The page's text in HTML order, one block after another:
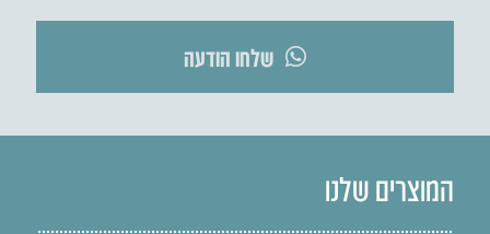
שלחו הודעה
המוצרים שלנו